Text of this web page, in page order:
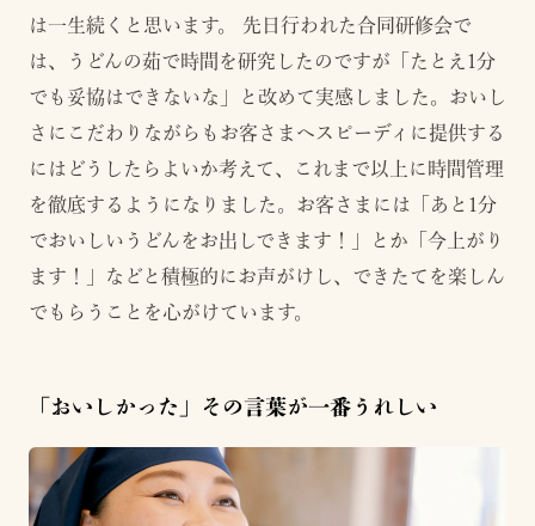
は一生続くと思います。 先日行われた合同研修会で
は、うどんの茹で時間を研究したのですが「たとえ1分
でも妥協はできないな」と改めて実感しました。おいし
さにこだわりながらもお客さまへスピーディに提供する
にはどうしたらよいか考えて、これまで以上に時間管理
を徹底するようになりました。お客さまには「あと1分
でおいしいうどんをお出しできます！」とか「今上がり
ます！」などと積極的にお声がけし、できたてを楽しん
でもらうことを心がけています。
「おいしかった」その言葉が一番うれしい